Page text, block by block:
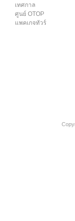
เทศกาล
ศูนย์ OTOP
แพคเกจทัวร์